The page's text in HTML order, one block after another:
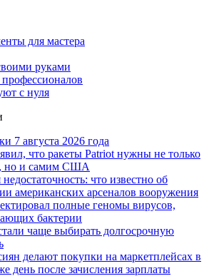
для мастера
руками
с нуля
7 августа 2026 года
что ракеты Patriot нужны не только
но и самим США
недостаточность: что известно об
американских арсеналов вооружения
полные геномы вирусов,
бактерии
чаще выбирать долгосрочную
делают покупки на маркетплейсах в
день после зачисления зарплаты